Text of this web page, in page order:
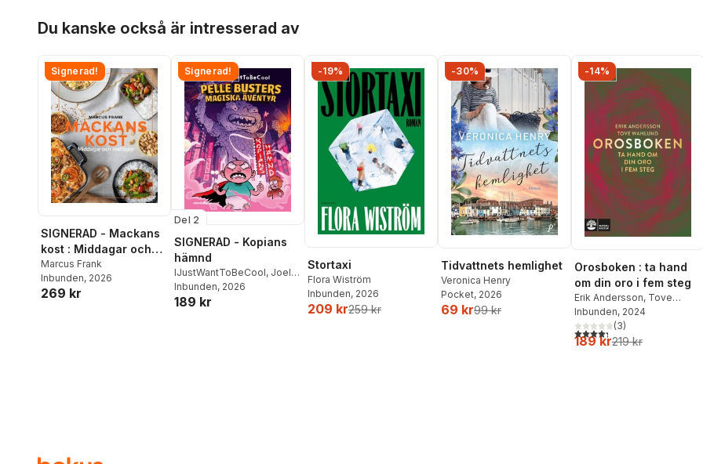
Du kanske också är intresserad av
Signerad!
SIGNERAD - Mackans
kost : Middagar och
matlådor
Marcus Frank
Inbunden, 2026
269 kr
Signerad!
Del 2
SIGNERAD - Kopians
hämnd
IJustWantToBeCool, Joel
Adolphson,Emil Ejdemo
Beer ,Victor Beer
Inbunden, 2026
189 kr
-19%
Stortaxi
Flora Wiström
Inbunden, 2026
209 kr259 kr
-30%
Tidvattnets hemlighet
Veronica Henry
Pocket, 2026
69 kr99 kr
-14%
Orosboken : ta hand
om din oro i fem steg
Erik Andersson, Tove
Wahlund
Inbunden, 2024
4,3utav 5 stjärnor. Totalt
(3)
189 kr219 kr